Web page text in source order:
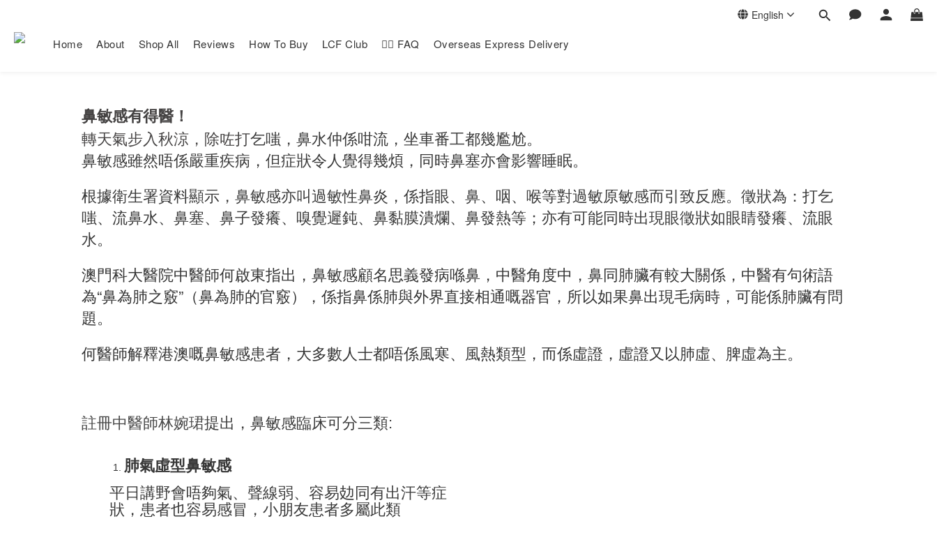
English
Home About Shop All Reviews How To Buy LCF Club 🙋‍♀️ FAQ Overseas Express Delivery
鼻敏感有得醫！
轉天氣步入秋涼，除咗打乞嗤，鼻水仲係咁流，坐車番工都幾尷尬。
鼻敏感雖然唔係嚴重疾病，但症狀令人覺得幾煩，同時鼻塞亦會影響睡眠。
根據衛生署資料顯示，鼻敏感亦叫過敏性鼻炎，係指眼、鼻、咽、喉等對過敏原敏感而引致反應。徵狀為：打乞
嗤、流鼻水、鼻塞、鼻子發癢、嗅覺遲鈍、鼻黏膜潰爛、鼻發熱等；亦有可能同時出現眼徵狀如眼睛發癢、流眼
水。
澳門科大醫院中醫師何啟東指出，鼻敏感顧名思義發病喺鼻，中醫角度中，鼻同肺臟有較大關係，中醫有句術語
為“鼻為肺之竅”（鼻為肺的官竅），係指鼻係肺與外界直接相通嘅器官，所以如果鼻出現毛病時，可能係肺臟有問
題。
何醫師解釋港澳嘅鼻敏感患者，大多數人士都唔係風寒、風熱類型，而係虛證，虛證又以肺虛、脾虛為主。
註冊中醫師林婉珺提出，鼻敏感臨床可分三類:
肺氣虛型鼻敏感
平日講野會唔夠氣、聲線弱、容易攰同有出汗等症
狀，患者也容易感冒，小朋友患者多屬此類